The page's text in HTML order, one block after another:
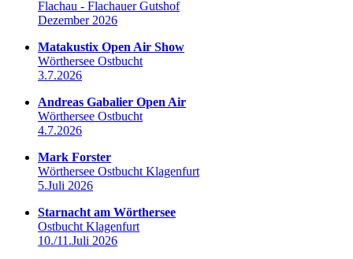
Flachau - Flachauer Gutshof
Dezember 2026
Matakustix Open Air Show
Wörthersee Ostbucht
3.7.2026
Andreas Gabalier Open Air
Wörthersee Ostbucht
4.7.2026
Mark Forster
Wörthersee Ostbucht Klagenfurt
5.Juli 2026
Starnacht am Wörthersee
Ostbucht Klagenfurt
10./11.Juli 2026